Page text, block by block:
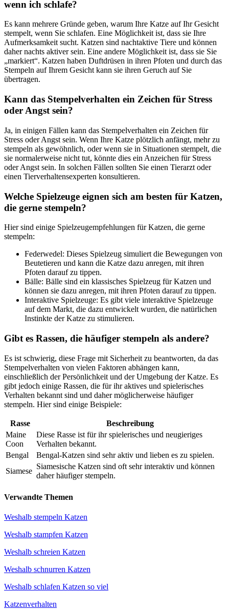
wenn ich schlafe?
Es kann mehrere Gründe geben, warum Ihre Katze auf Ihr Gesicht
stempelt, wenn Sie schlafen. Eine Möglichkeit ist, dass sie Ihre
Aufmerksamkeit sucht. Katzen sind nachtaktive Tiere und können
daher nachts aktiver sein. Eine andere Möglichkeit ist, dass sie Sie
„markiert“. Katzen haben Duftdrüsen in ihren Pfoten und durch das
Stempeln auf Ihrem Gesicht kann sie ihren Geruch auf Sie
übertragen.
Kann das Stempelverhalten ein Zeichen für Stress
oder Angst sein?
Ja, in einigen Fällen kann das Stempelverhalten ein Zeichen für
Stress oder Angst sein. Wenn Ihre Katze plötzlich anfängt, mehr zu
stempeln als gewöhnlich, oder wenn sie in Situationen stempelt, die
sie normalerweise nicht tut, könnte dies ein Anzeichen für Stress
oder Angst sein. In solchen Fällen sollten Sie einen Tierarzt oder
einen Tierverhaltensexperten konsultieren.
Welche Spielzeuge eignen sich am besten für Katzen,
die gerne stempeln?
Hier sind einige Spielzeugempfehlungen für Katzen, die gerne
stempeln:
Federwedel: Dieses Spielzeug simuliert die Bewegungen von
Beutetieren und kann die Katze dazu anregen, mit ihren
Pfoten darauf zu tippen.
Bälle: Bälle sind ein klassisches Spielzeug für Katzen und
können sie dazu anregen, mit ihren Pfoten darauf zu tippen.
Interaktive Spielzeuge: Es gibt viele interaktive Spielzeuge
auf dem Markt, die dazu entwickelt wurden, die natürlichen
Instinkte der Katze zu stimulieren.
Gibt es Rassen, die häufiger stempeln als andere?
Es ist schwierig, diese Frage mit Sicherheit zu beantworten, da das
Stempelverhalten von vielen Faktoren abhängen kann,
einschließlich der Persönlichkeit und der Umgebung der Katze. Es
gibt jedoch einige Rassen, die für ihr aktives und spielerisches
Verhalten bekannt sind und daher möglicherweise häufiger
stempeln. Hier sind einige Beispiele:
Rasse
Beschreibung
Maine
Coon
Diese Rasse ist für ihr spielerisches und neugieriges
Verhalten bekannt.
Bengal
Bengal-Katzen sind sehr aktiv und lieben es zu spielen.
Siamese
Siamesische Katzen sind oft sehr interaktiv und können
daher häufiger stempeln.
Verwandte Themen
Weshalb stempeln Katzen
Weshalb stampfen Katzen
Weshalb schreien Katzen
Weshalb schnurren Katzen
Weshalb schlafen Katzen so viel
Katzenverhalten